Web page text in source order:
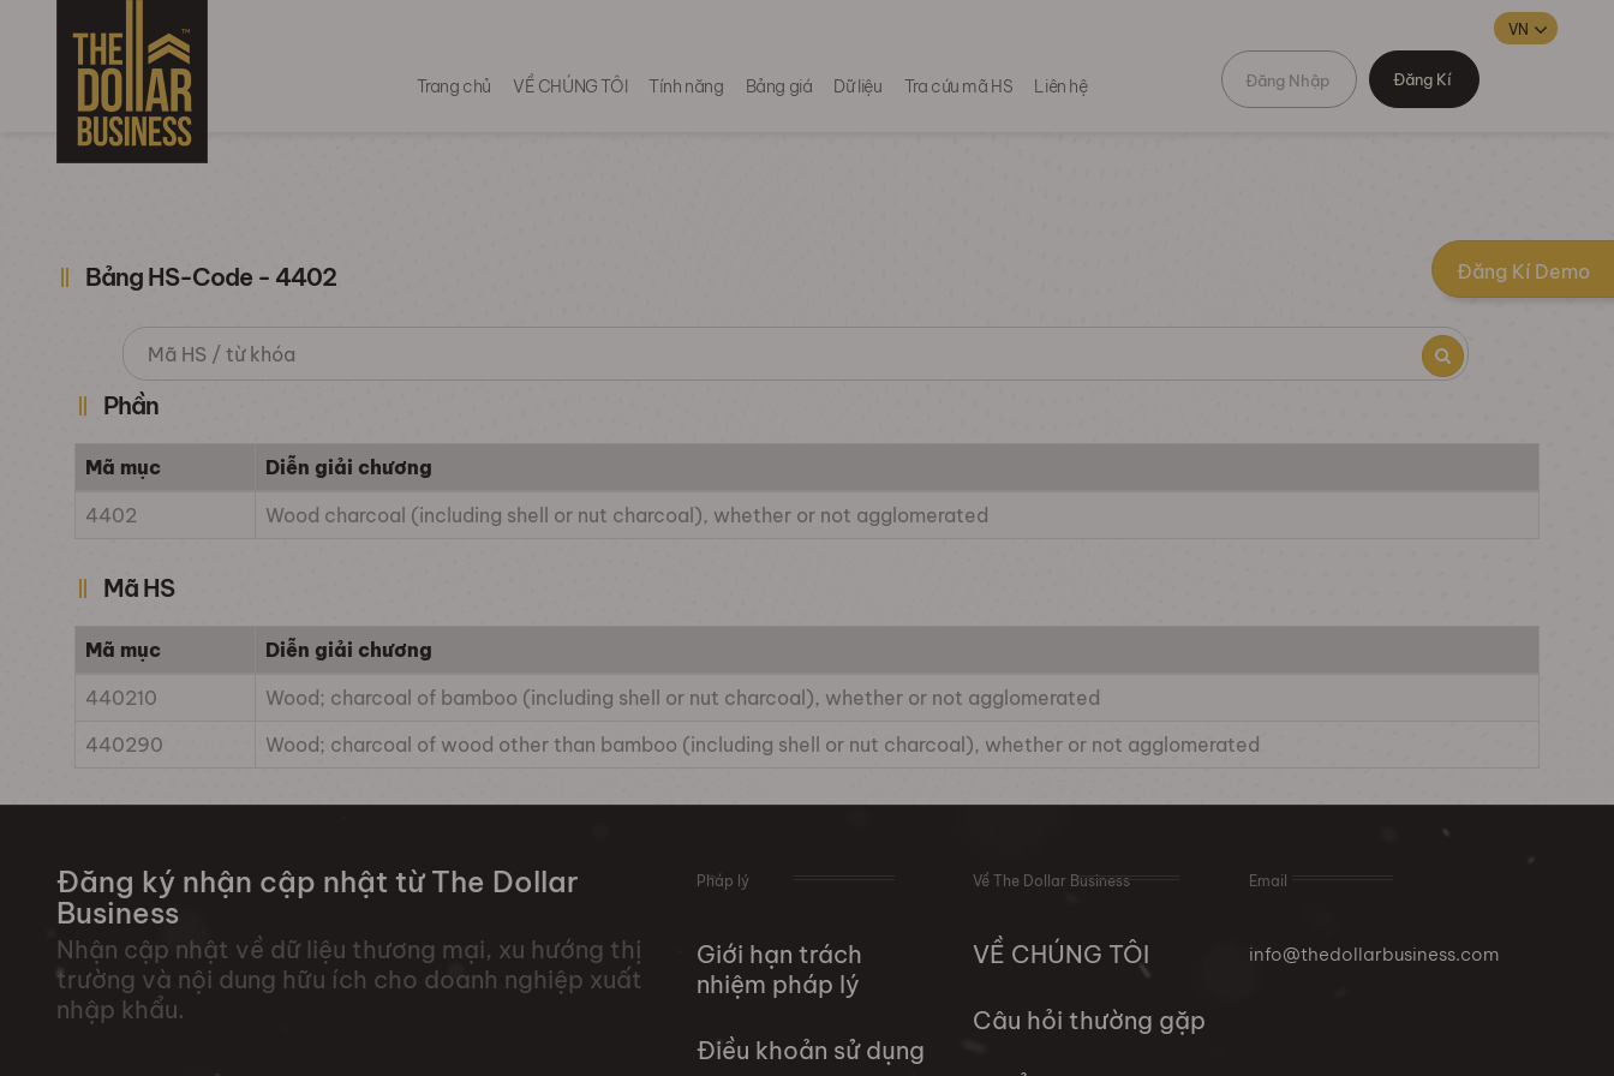
Trang chủ VỀ CHÚNG TÔI Tính năng Bảng giá Dữ liệu Tra cứu mã HS Liên hệ Đăng Nhập Đăng Kí
Bảng HS-Code - 4402
Phần
Mã mục
Diễn giải chương
4402
Wood charcoal (including shell or nut charcoal), whether or not agglomerated
Mã HS
Mã mục
Diễn giải chương
440210
Wood; charcoal of bamboo (including shell or nut charcoal), whether or not agglomerated
440290
Wood; charcoal of wood other than bamboo (including shell or nut charcoal), whether or not agglomerated
Đăng ký nhận cập nhật từ The Dollar
Business
Nhận cập nhật về dữ liệu thương mại, xu hướng thị
trường và nội dung hữu ích cho doanh nghiệp xuất
nhập khẩu.
Pháp lý
Giới hạn trách
nhiệm pháp lý
Điều khoản sử dụng
Về The Dollar Business
VỀ CHÚNG TÔI
Câu hỏi thường gặp
Email
info@thedollarbusiness.com
Đăng Kí Demo